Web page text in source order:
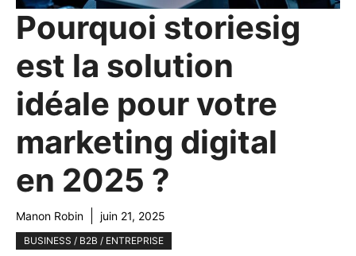
Pourquoi storiesig
est la solution
idéale pour votre
marketing digital
en 2025 ?
Manon Robin juin 21, 2025
BUSINESS / B2B / ENTREPRISE